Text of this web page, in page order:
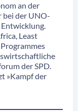
an der
bei der UNO-
Least
der SPD.
»Kampf der